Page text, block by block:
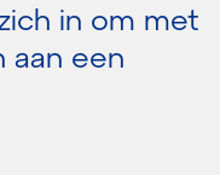
in om met
aan een